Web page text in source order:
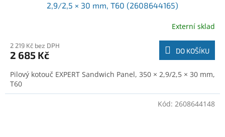
2,9/2,5 × 30 mm, T60 (2608644165)
Externí sklad
2 219 Kč bez DPH
2 685 Kč DO KOŠÍKU
Pilový kotouč EXPERT Sandwich Panel, 350 × 2,9/2,5 × 30 mm,
T60
Kód: 2608644148